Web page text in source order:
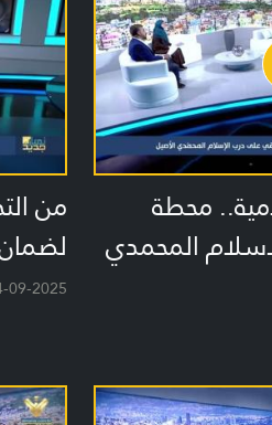
محطة
المحمدي
من
09-2025